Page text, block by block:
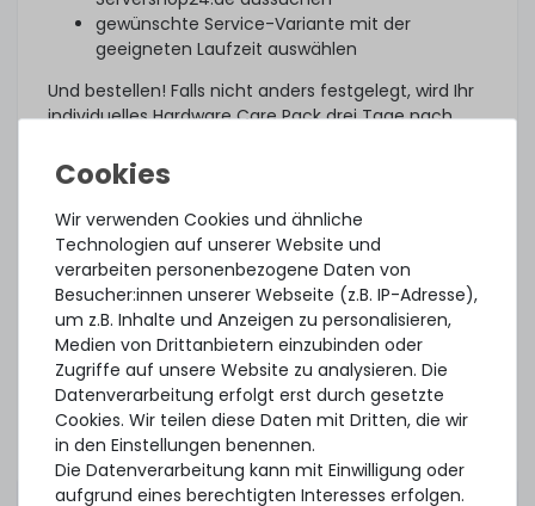
gewünschte Service-Variante mit der
geeigneten Laufzeit auswählen
Und bestellen! Falls nicht anders festgelegt, wird Ihr
individuelles Hardware Care Pack drei Tage nach
Was noch?
Das angebotene Hardware Care Pack erweitert Ihren
Schutz. Ihre gesetzlichen Gewährleistungsrechte
und ggf. am Artikel vorhandene Garantien bleiben
davon unberührt. Sie erhalten im Falle eines
Problems, unabhängig, ob ein Servicefall eintritt
oder ob das Hardware Care Pack in Anspruch
genommen wird, im Rahmen der jeweiligen
Regelungen natürlich unsere Unterstützung.
Dieses Hardware Care Pack ist gültig nur in
Verbindung mit einem von uns angebotenem
Server. Sofern Sie ihre bestehende Systeme
Wir verwenden Cookies und ähnliche
Technologien auf unserer Website und
verarbeiten personenbezogene Daten von
Besucher:innen unserer Webseite (z.B. IP-Adresse),
um z.B. Inhalte und Anzeigen zu personalisieren,
Medien von Drittanbietern einzubinden oder
Zugriffe auf unsere Website zu analysieren. Die
Datenverarbeitung erfolgt erst durch gesetzte
Cookies. Wir teilen diese Daten mit Dritten, die wir
in den Einstellungen benennen.
Die Datenverarbeitung kann mit Einwilligung oder
aufgrund eines berechtigten Interesses erfolgen.